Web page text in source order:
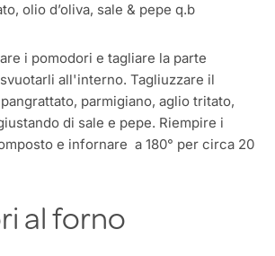
olio d’oliva, sale & pepe q.b
i pomodori e tagliare la parte
all'interno. Tagliuzzare il
parmigiano, aglio tritato,
di sale e pepe. Riempire i
e infornare a 180° per circa 20
al forno